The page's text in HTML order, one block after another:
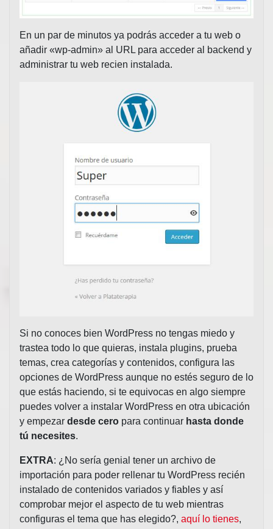
En un par de minutos ya podrás acceder a tu web o
añadir «wp-admin» al URL para acceder al backend y
administrar tu web recien instalada.
Si no conoces bien WordPress no tengas miedo y
trastea todo lo que quieras, instala plugins, prueba
temas, crea categorías y contenidos, configura las
opciones de WordPress aunque no estés seguro de lo
que estás haciendo, si te equivocas en algo siempre
puedes volver a instalar WordPress en otra ubicación
y empezar desde cero para continuar hasta donde
tú necesites.
EXTRA: ¿No sería genial tener un archivo de
importación para poder rellenar tu WordPress recién
instalado de contenidos variados y fiables y así
comprobar mejor el aspecto de tu web mientras
configuras el tema que has elegido?, aquí lo tienes,